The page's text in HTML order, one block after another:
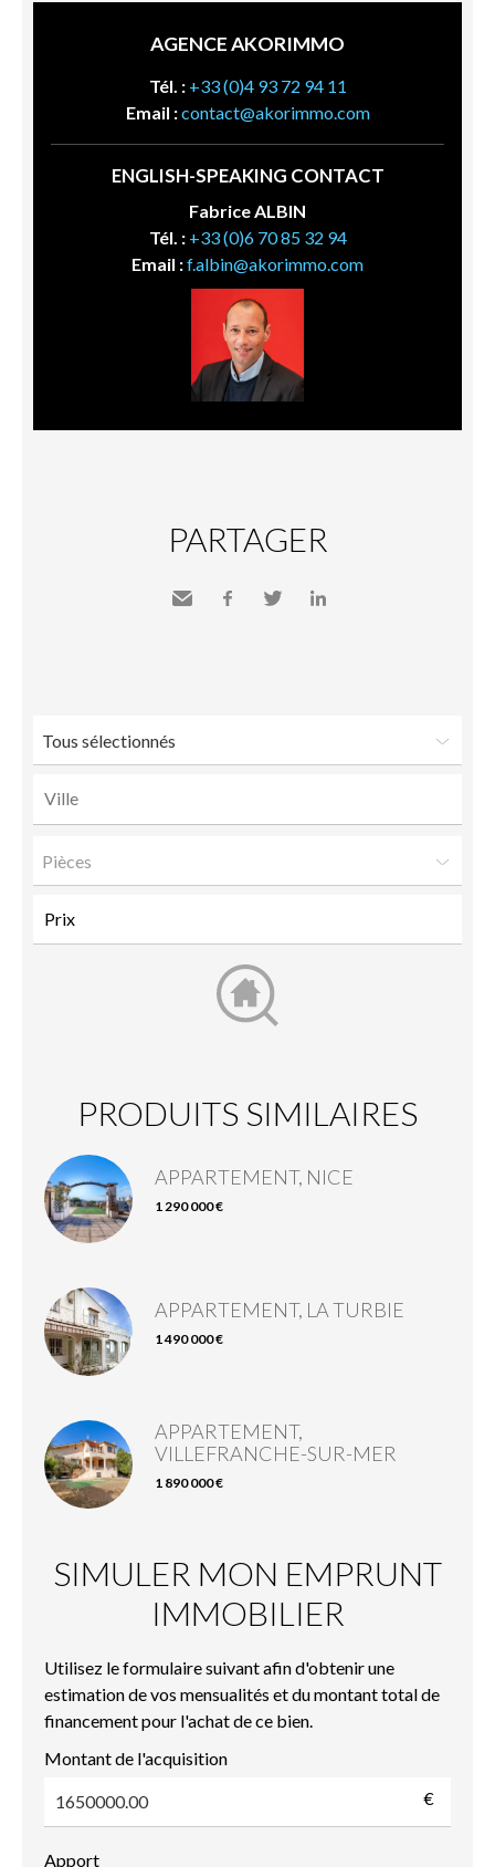
AGENCE AKORIMMO
Tél. : +33 (0)4 93 72 94 11
Email :contact@akorimmo.com
ENGLISH-SPEAKING CONTACT
Fabrice ALBIN
Tél. : +33 (0)6 70 85 32 94
Email :f.albin@akorimmo.com
PARTAGER
Tous sélectionnés
Pièces
PRODUITS SIMILAIRES
APPARTEMENT, NICE
1 290 000 €
APPARTEMENT, LA TURBIE
1 490 000 €
APPARTEMENT,
VILLEFRANCHE-SUR-MER
1 890 000 €
SIMULER MON EMPRUNT
IMMOBILIER
Utilisez le formulaire suivant afin d'obtenir une
estimation de vos mensualités et du montant total de
financement pour l'achat de ce bien.
Montant de l'acquisition
€
Apport